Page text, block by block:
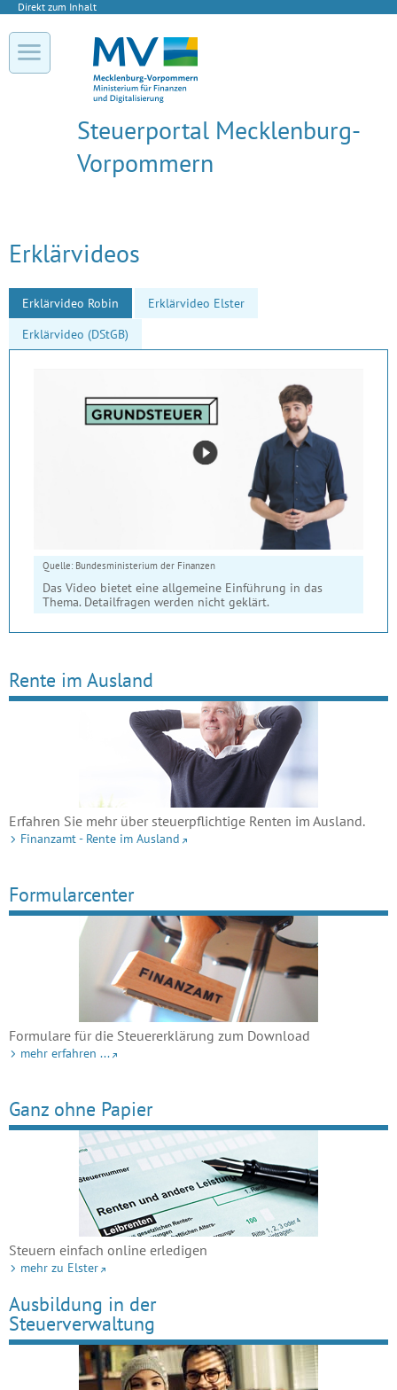
Direkt zum Inhalt
Steuerportal Mecklenburg-
Vorpommern
Erklärvideos
Erklärvideo Robin
Erklärvideo Elster
Erklärvideo (DStGB)
Quelle: Bundesministerium der Finanzen
Das Video bietet eine allgemeine Einführung in das
Thema. Detailfragen werden nicht geklärt.
Rente im Ausland
Erfahren Sie mehr über steuerpflichtige Renten im Ausland.
Finanzamt - Rente im Ausland
Formularcenter
Formulare für die Steuererklärung zum Download
mehr erfahren ...
Ganz ohne Papier
Steuern einfach online erledigen
mehr zu Elster
Ausbildung in der
Steuerverwaltung